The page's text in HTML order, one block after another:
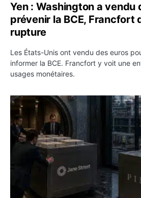
Yen : Washington a vendu
prévenir la BCE, Francfort
rupture
Les États-Unis ont vendu des euros
informer la BCE. Francfort y voit une
usages monétaires.
Jane Street négocie le transfert